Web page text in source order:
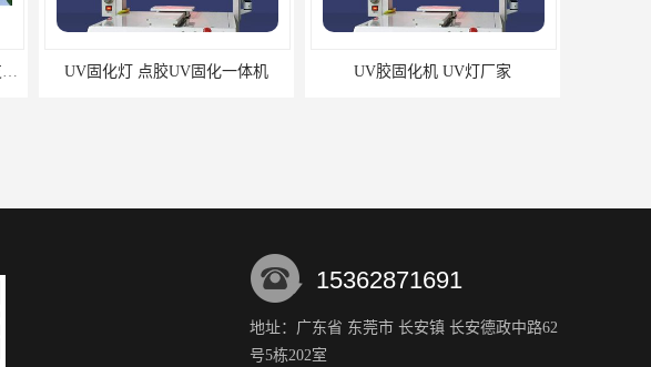
UVLED面光源 UVLED解胶机 支持定制 UV固化灯 点胶UV固化一体机 UV胶固化机 UV灯厂家
15362871691
地址：广东省 东莞市 长安镇 长安德政中路62
号5栋202室